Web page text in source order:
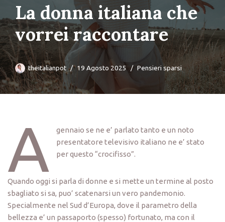
La donna italiana che
vorrei raccontare
theitalianpot 19 Agosto 2025 Pensieri sparsi
A
gennaio se ne e’ parlato tanto e un noto
presentatore televisivo italiano ne e’ stato
per questo “crocifisso”.
Quando oggi si parla di donne e si mette un termine al posto
sbagliato si sa, puo’ scatenarsi un vero pandemonio.
Specialmente nel Sud d’Europa, dove il parametro della
bellezza e’ un passaporto (spesso) fortunato, ma con il